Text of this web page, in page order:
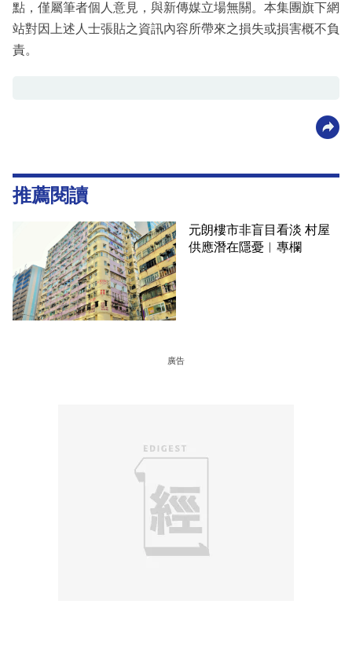
點，僅屬筆者個人意見，與新傳媒立場無關。本集團旗下網
站對因上述人士張貼之資訊內容所帶來之損失或損害概不負
責。
推薦閱讀
元朗樓市非盲目看淡 村屋
供應潛在隱憂︳專欄
廣告